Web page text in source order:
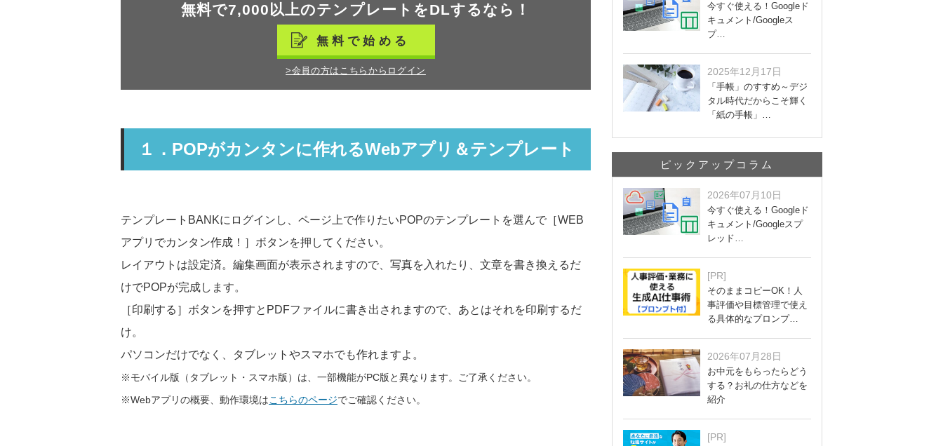
無料で7,000以上のテンプレートをDLするなら！
無料で始める
>会員の方はこちらからログイン
１．POPがカンタンに作れるWebアプリ＆テンプレート
テンプレートBANKにログインし、ページ上で作りたいPOPのテンプレートを選んで［WEB
アプリでカンタン作成！］ボタンを押してください。
レイアウトは設定済。編集画面が表示されますので、写真を入れたり、文章を書き換えるだ
けでPOPが完成します。
［印刷する］ボタンを押すとPDFファイルに書き出されますので、あとはそれを印刷するだ
け。
パソコンだけでなく、タブレットやスマホでも作れますよ。
※モバイル版（タブレット・スマホ版）は、一部機能がPC版と異なります。ご了承ください。
※Webアプリの概要、動作環境はこちらのページでご確認ください。
今すぐ使える！Googleド
キュメント/Googleス
プ…
2025年12月17日
「手帳」のすすめ～デジ
タル時代だからこそ輝く
「紙の手帳」…
ピックアップコラム
2026年07月10日
今すぐ使える！Googleド
キュメント/Googleスプ
レッド…
[PR]
そのままコピーOK！人
事評価や目標管理で使え
る具体的なプロンプ…
2026年07月28日
お中元をもらったらどう
する？お礼の仕方などを
紹介
[PR]